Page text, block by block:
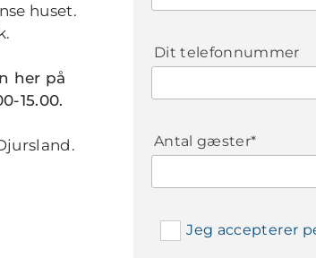
huset.
her på
15.00.
Dit telefonnummer
Antal gæster*
Jeg accepterer